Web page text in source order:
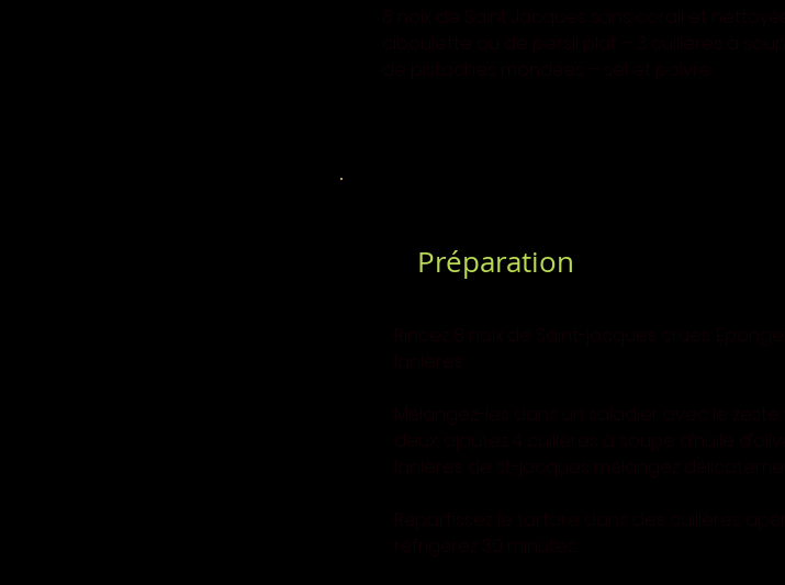
8 noix de Saint Jacques sans corail et
ciboulette ou de persil plat – 3 cuillères à
de pistaches mondées – sel et poivre
Préparation
Rincez 8 noix de Saint-jacques crues.
Mélangez-les dans un saladier avec le
deux, ajoutez 4 cuillères à soupe d’huile
lanières de st-jacques mélangez
Répartissez le tartare dans des cuillères
réfrigérez 30 minutes.